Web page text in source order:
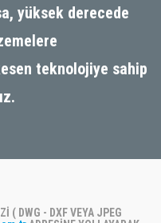
yüksek derecede
teknolojiye sahip
( DWG - DXF VEYA JPEG